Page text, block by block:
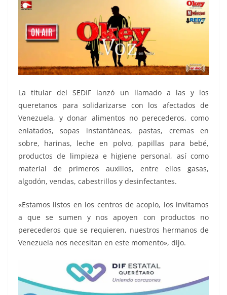
La titular del SEDIF lanzó un llamado a las y los
queretanos para solidarizarse con los afectados de
Venezuela, y donar alimentos no perecederos, como
enlatados, sopas instantáneas, pastas, cremas en
sobre, harinas, leche en polvo, papillas para bebé,
productos de limpieza e higiene personal, así como
material de primeros auxilios, entre ellos gasas,
algodón, vendas, cabestrillos y desinfectantes.
«Estamos listos en los centros de acopio, los invitamos
a que se sumen y nos apoyen con productos no
perecederos que se requieren, nuestros hermanos de
Venezuela nos necesitan en este momento», dijo.